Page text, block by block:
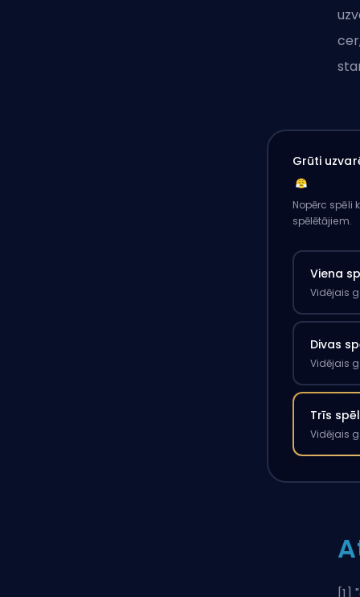
Grūti
Nopērc spēli
spēlētājiem.
Viena
Vidējais
Divas
Vidējais
Trīs
Vidējais